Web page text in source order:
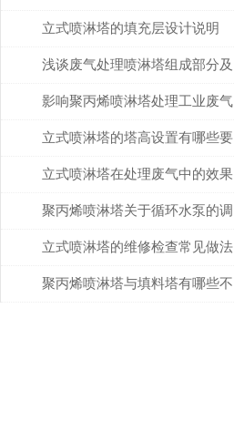
什么有关？
立式喷淋塔的填充层设计说明
浅谈废气处理喷淋塔组成部分及
作用
影响聚丙烯喷淋塔处理工业废气
效率的因素解析
立式喷淋塔的塔高设置有哪些要
求？
立式喷淋塔在处理废气中的效果
探讨
聚丙烯喷淋塔关于循环水泵的调
节说明
立式喷淋塔的维修检查常见做法
说明
聚丙烯喷淋塔与填料塔有哪些不